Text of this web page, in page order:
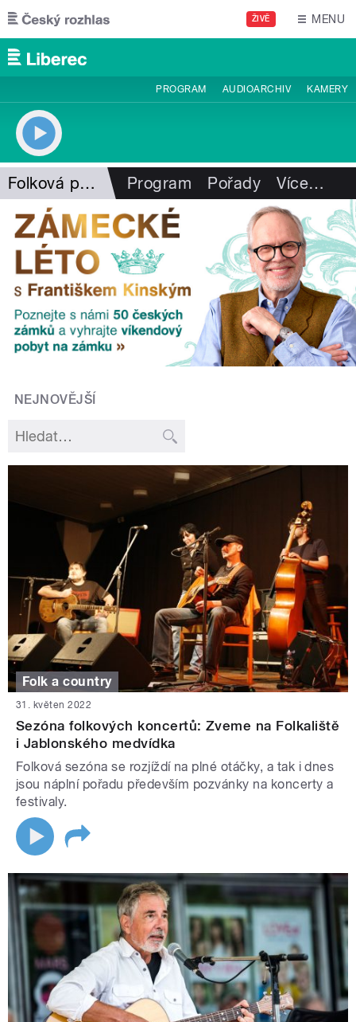
Přejít k hlavnímu obsahu
ŽIVĚ MENU
PROGRAM AUDIOARCHIV KAMERY
Folková pohlazení Program Pořady Více…
NEJNOVĚJŠÍ
Folk a country
31. květen 2022
Sezóna folkových koncertů: Zveme na Folkaliště
i Jablonského medvídka
Folková sezóna se rozjíždí na plné otáčky, a tak i dnes
jsou náplní pořadu především pozvánky na koncerty a
festivaly.